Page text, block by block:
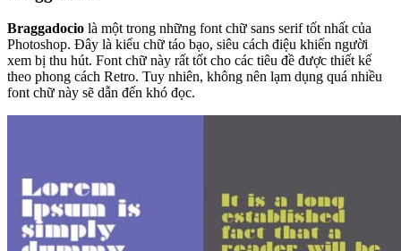
Braggadocio là một trong những font chữ sans serif tốt nhất của
Photoshop. Đây là kiểu chữ táo bạo, siêu cách điệu khiến người
xem bị thu hút. Font chữ này rất tốt cho các tiêu đề được thiết kế
theo phong cách Retro. Tuy nhiên, không nên lạm dụng quá nhiều
font chữ này sẽ dẫn đến khó đọc.